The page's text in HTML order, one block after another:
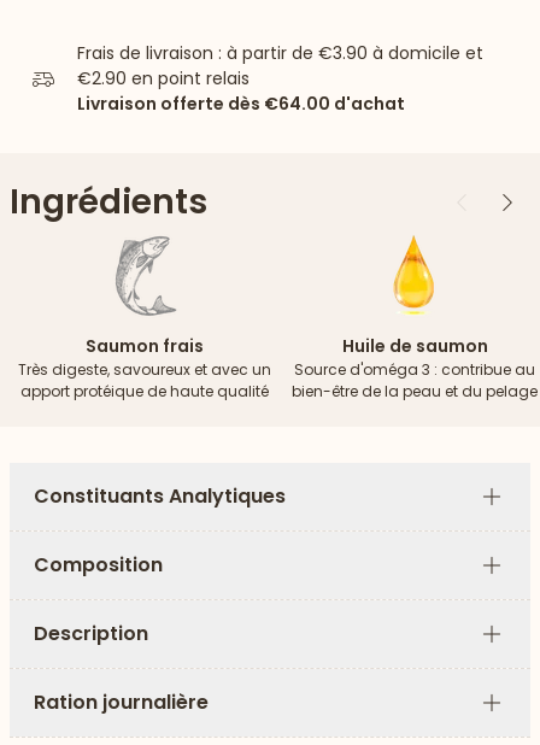
Frais de livraison : à partir de €3.90 à domicile et
€2.90 en point relais
Livraison offerte dès €64.00 d'achat
Ingrédients Précédent
Saumon frais
Très digeste, savoureux et avec un
apport protéique de haute qualité
Huile de saumon
Source d'oméga 3 : contribue au
bien-être de la peau et du pelage
Constituants Analytiques
Plus
Composition
Plus
Description
Plus
Ration journalière
Plus